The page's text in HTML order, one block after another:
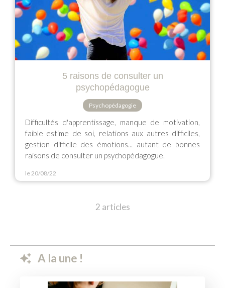
5 raisons de consulter un
psychopédagogue
Psychopédagogie
Difficultés d'apprentissage, manque de motivation,
faible estime de soi, relations aux autres difficiles,
gestion difficile des émotions... autant de bonnes
raisons de consulter un psychopédagogue.
le 20/08/22
2 articles
A la une !